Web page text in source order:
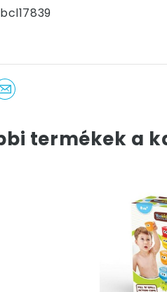
termékek a